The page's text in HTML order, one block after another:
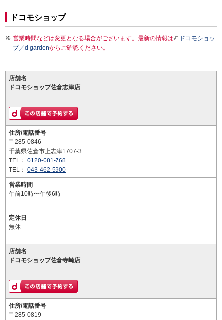
ドコモショップ
営業時間などは変更となる場合がございます。最新の情報は
ドコモショッ
プ／d gardenからご確認ください。
店舗名
ドコモショップ佐倉志津店
住所/電話番号
〒285-0846
千葉県佐倉市上志津1707-3
TEL： 0120-681-768
TEL： 043-462-5900
営業時間
午前10時〜午後6時
定休日
無休
店舗名
ドコモショップ佐倉寺崎店
住所/電話番号
〒285-0819